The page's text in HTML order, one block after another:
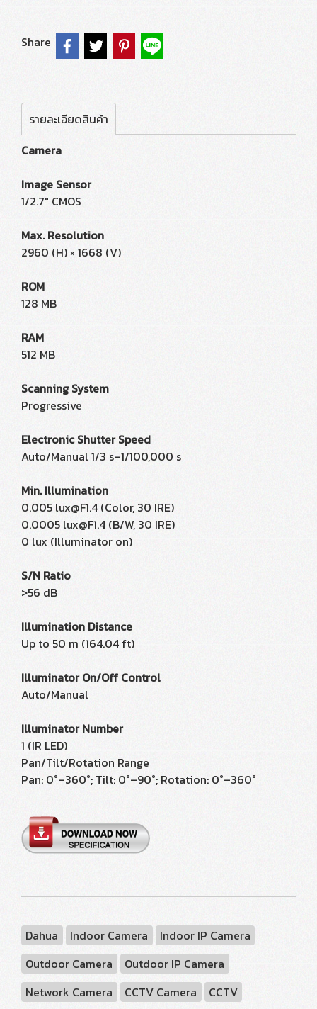
Share
รายละเอียดสินค้า
Camera
Image Sensor
1/2.7" CMOS
Max. Resolution
2960 (H) × 1668 (V)
ROM
128 MB
RAM
512 MB
Scanning System
Progressive
Electronic Shutter Speed
Auto/Manual 1/3 s–1/100,000 s
Min. Illumination
0.005 lux@F1.4 (Color, 30 IRE)
0.0005 lux@F1.4 (B/W, 30 IRE)
0 lux (Illuminator on)
S/N Ratio
>56 dB
Illumination Distance
Up to 50 m (164.04 ft)
Illuminator On/Off Control
Auto/Manual
Illuminator Number
1 (IR LED)
Pan/Tilt/Rotation Range
Pan: 0°–360°; Tilt: 0°–90°; Rotation: 0°–360°
Dahua Indoor Camera
Indoor IP Camera
Outdoor Camera
Outdoor IP Camera
Network Camera
CCTV Camera CCTV